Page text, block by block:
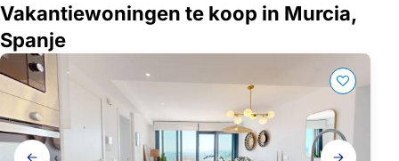
Vakantiewoningen te koop in Murcia,
Spanje
Galerij